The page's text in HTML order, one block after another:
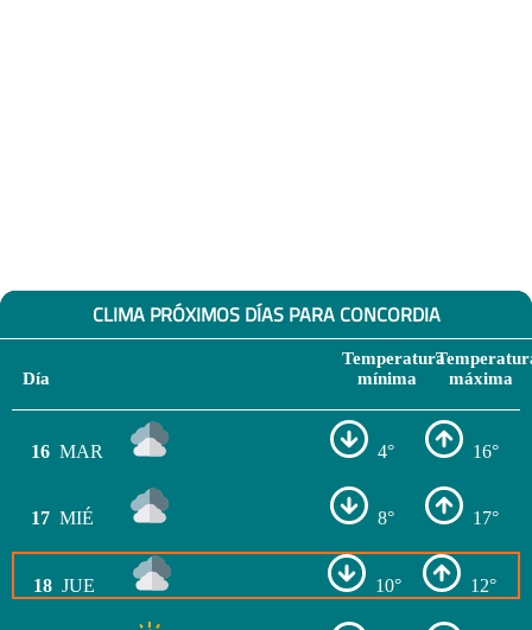
CLIMA PRÓXIMOS DÍAS PARA CONCORDIA
Día
Temperatura
mínima
máxima
16 MAR 4° 16°
17 MIÉ 8° 17°
18 JUE 10° 12°